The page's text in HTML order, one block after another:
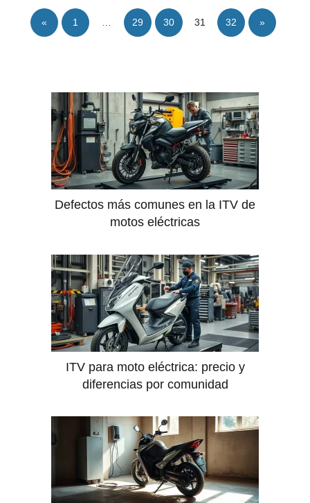
« 1 29 30 31 32 »
Defectos más comunes en la ITV de
motos eléctricas
ITV para moto eléctrica: precio y
diferencias por comunidad